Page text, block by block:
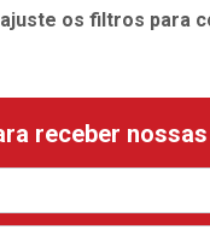
os filtros para
receber